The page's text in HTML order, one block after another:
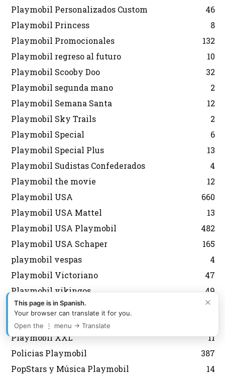
Playmobil Personalizados Custom
46
Playmobil Princess
8
Playmobil Promocionales
132
Playmobil regreso al futuro
10
Playmobil Scooby Doo
32
Playmobil segunda mano
2
Playmobil Semana Santa
12
Playmobil Sky Trails
2
Playmobil Special
6
Playmobil Special Plus
13
Playmobil Sudistas Confederados
4
Playmobil the movie
12
Playmobil USA
660
Playmobil USA Mattel
13
Playmobil USA Playmobil
482
Playmobil USA Schaper
165
playmobil vespas
4
Playmobil Victoriano
47
Playmobil vikingos
49
Playmobil Vintage
10
playmobil wildlife
Playmobil XXL
11
Policias Playmobil
387
PopStars y Música Playmobil
14
×
This page is in Spanish.
Your browser can translate it for you.
Open the ⋮ menu → Translate